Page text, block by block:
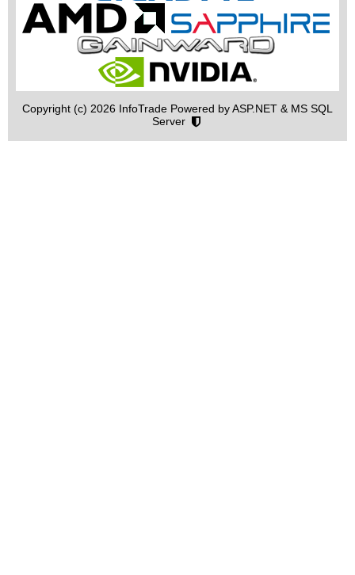
Copyright (c) 2026 InfoTrade Powered by ASP.NET & MS SQL
Server